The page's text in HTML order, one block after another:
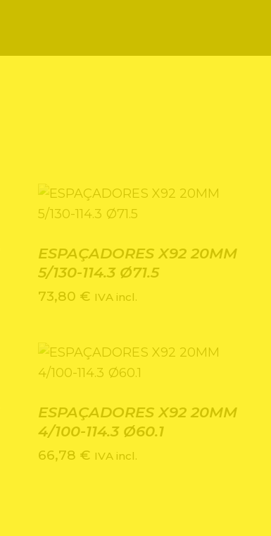
ESPAÇADORES X92 20MM
5/130-114.3 Ø71.5
73,80 € IVA incl.
ESPAÇADORES X92 20MM
4/100-114.3 Ø60.1
66,78 € IVA incl.